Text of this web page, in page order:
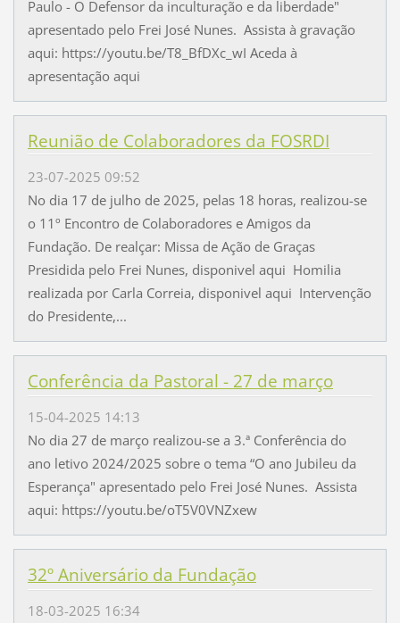
Paulo - O Defensor da inculturação e da liberdade"
apresentado pelo Frei José Nunes. Assista à gravação
aqui: https://youtu.be/T8_BfDXc_wI Aceda à
apresentação aqui
Reunião de Colaboradores da FOSRDI
23-07-2025 09:52
No dia 17 de julho de 2025, pelas 18 horas, realizou-se
o 11º Encontro de Colaboradores e Amigos da
Fundação. De realçar: Missa de Ação de Graças
Presidida pelo Frei Nunes, disponivel aqui Homilia
realizada por Carla Correia, disponivel aqui Intervenção
do Presidente,...
Conferência da Pastoral - 27 de março
15-04-2025 14:13
No dia 27 de março realizou-se a 3.ª Conferência do
ano letivo 2024/2025 sobre o tema “O ano Jubileu da
Esperança" apresentado pelo Frei José Nunes. Assista
aqui: https://youtu.be/oT5V0VNZxew
32º Aniversário da Fundação
18-03-2025 16:34